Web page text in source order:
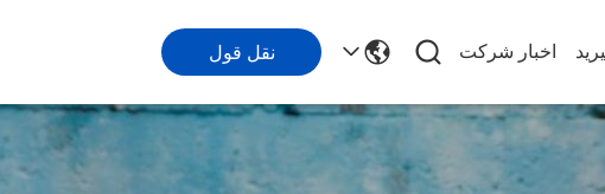
اخبار شرکت نقل قول